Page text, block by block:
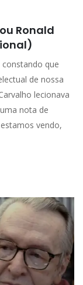
Ronald
que
de nossa
lecionava
nota de
vendo,